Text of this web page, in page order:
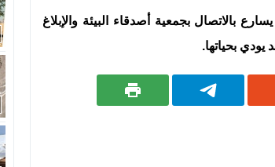
بالاتصال بجمعية أصدقاء البيئة والإبلاغ
بحياتها.